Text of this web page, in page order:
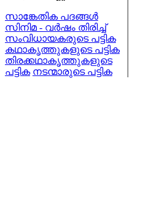
സാങ്കേതിക പദങ്ങള്‍
സിനിമ - വര്‍ഷം തിരിച്ച്
സംവിധായകരുടെ പട്ടിക
കഥാകൃത്തുകളുടെ പട്ടിക
തിരക്കഥാകൃത്തുകളുടെ
പട്ടിക നടന്മാരുടെ പട്ടിക